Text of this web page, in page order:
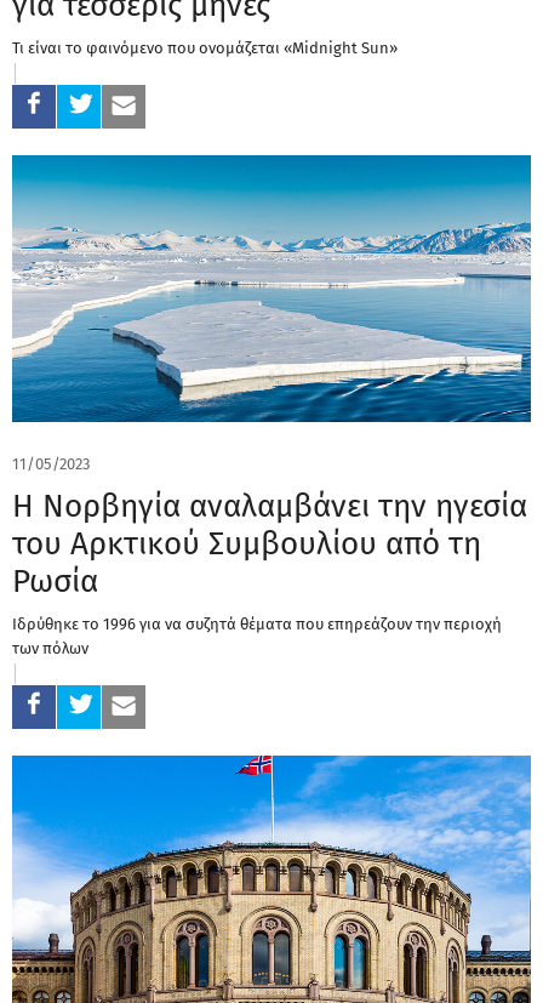
Τι είναι το φαινόμενο που ονομάζεται «Midnight Sun»
11/05/2023
Η Νορβηγία αναλαμβάνει την ηγεσία
του Αρκτικού Συμβουλίου από τη
Ρωσία
Ιδρύθηκε το 1996 για να συζητά θέματα που επηρεάζουν την περιοχή
των πόλων